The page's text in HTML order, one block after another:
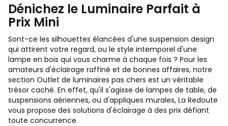
Dénichez le Luminaire Parfait à
Prix Mini
Sont-ce les silhouettes élancées d'une suspension design
qui attirent votre regard, ou le style intemporel d'une
lampe en bois qui vous charme à chaque fois ? Pour les
amateurs d'éclairage raffiné et de bonnes affaires, notre
section Outlet de luminaires pas chers est un véritable
trésor caché. En effet, qu'il s'agisse de lampes de table, de
suspensions aériennes, ou d'appliques murales, La Redoute
vous propose des solutions d'éclairage à des prix défiant
toute concurrence.